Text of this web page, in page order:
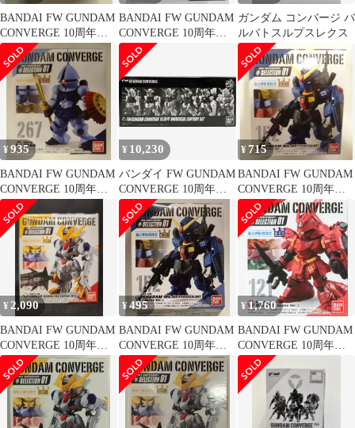
BANDAI FW GUNDAM
CONVERGE 10周年
#SELECTION 01 サザ
ビー(Revive Ver.) 121
BANDAI FW GUNDAM
CONVERGE 10周年
#SELECTION 01 ヅダ
(2・3番機)/ヅダ(予備
機) 269
ガンダム コンバージ バ
ルバトスルプスレクス
¥935
BANDAI FW GUNDAM
CONVERGE 10周年
#SELECTION 01 ギャ
ン 267
¥ 10,230
バンダイ FW GUNDAM
CONVERGE 10周年
UNIVERSAL CENTURY
SET
¥ 715
BANDAI FW GUNDAM
CONVERGE 10周年
#SELECTION 01 ガン
ダムMk-II(ティターン
ズカラー)(Revive Ver.)
152
¥ 2,090
BANDAI FW GUNDAM
CONVERGE 10周年
#SELECTION 01 機動
戦士ガンダム ガンダム
バルバトスルプスレク
ス 266
¥495
BANDAI FW GUNDAM
CONVERGE 10周年
#SELECTION 01 ガン
ダムMk-II(ティターン
ズカラー)(Revive Ver.)
152
¥1,760
BANDAI FW GUNDAM
CONVERGE 10周年
#SELECTION 01 サザ
ビー(Revive Ver.) 121